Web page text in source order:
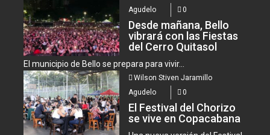
Agudelo
0
Desde mañana, Bello
vibrará con las Fiestas
del Cerro Quitasol
El municipio de Bello se prepara para vivir...
Wilson Stiven Jaramillo
Agudelo
0
El Festival del Chorizo
se vive en Copacabana